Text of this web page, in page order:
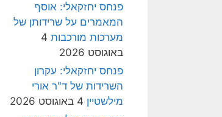
פנחס יחזקאלי: אוסף
המאמרים על שרידותן של
מערכות מורכבות 4
באוגוסט 2026
פנחס יחזקאלי: עקרון
השרידות של ד"ר אורי
מילשטיין 4 באוגוסט 2026